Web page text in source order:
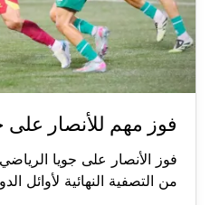
فوز مهم للأنصار
من التصفية النهائية لأوائل